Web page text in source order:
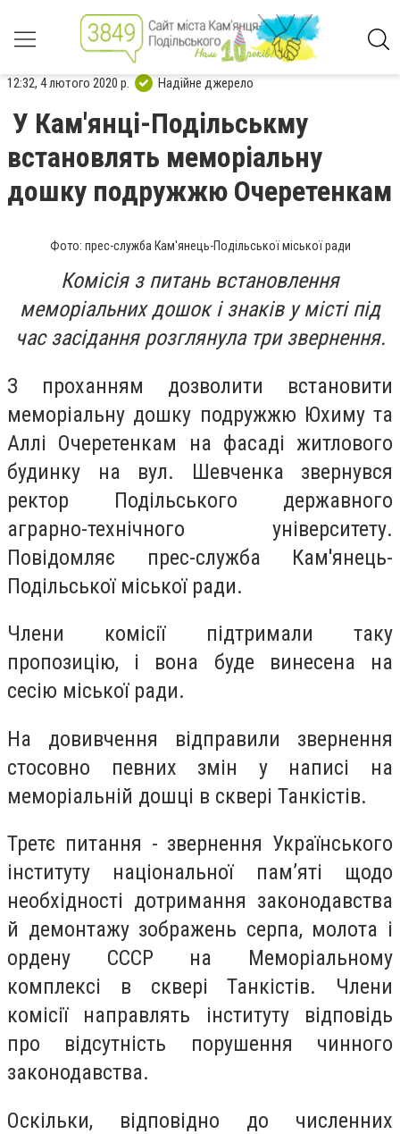
12:32, 4 лютого 2020 р. Надійне джерело
У Кам'янці-Подільськму
встановлять меморіальну
дошку подружжю Очеретенкам
Фото: прес-служба Кам'янець-Подільської міської ради
Комісія з питань встановлення
меморіальних дошок і знаків у місті під
час засідання розглянула три звернення.
З проханням дозволити встановити
меморіальну дошку подружжю Юхиму та
Аллі Очеретенкам на фасаді житлового
будинку на вул. Шевченка звернувся
ректор Подільського державного
аграрно-технічного університету.
Повідомляє прес-служба Кам'янець-
Подільської міської ради.
Члени комісії підтримали таку
пропозицію, і вона буде винесена на
сесію міської ради.
На довивчення відправили звернення
стосовно певних змін у написі на
меморіальній дошці в сквері Танкістів.
Третє питання - звернення Українського
інституту національної пам’яті щодо
необхідності дотримання законодавства
й демонтажу зображень серпа, молота і
ордену СССР на Меморіальному
комплексі в сквері Танкістів. Члени
комісії направлять інституту відповідь
про відсутність порушення чинного
законодавства.
Оскільки, відповідно до численних